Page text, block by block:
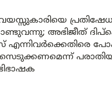
അഭിജീത്
എന്നിവർക്കെതിരെ